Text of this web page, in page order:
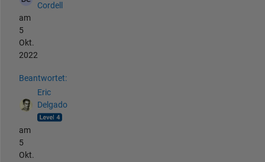
Cordell
am
5
Okt.
2022
Beantwortet:
Eric
Delgado
am
5
Okt.